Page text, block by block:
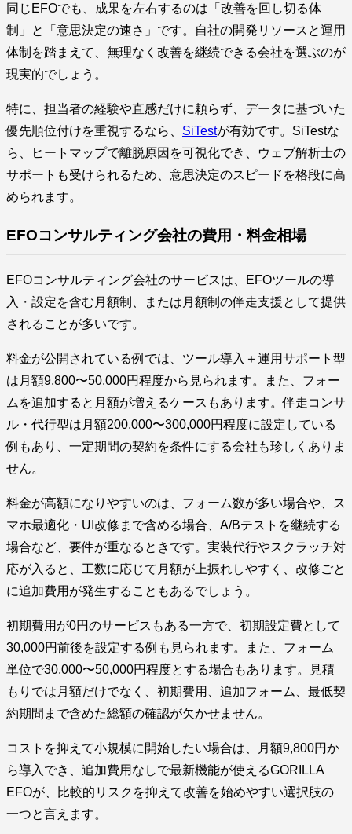
同じEFOでも、成果を左右するのは「改善を回し切る体
制」と「意思決定の速さ」です。自社の開発リソースと運用
体制を踏まえて、無理なく改善を継続できる会社を選ぶのが
現実的でしょう。
特に、担当者の経験や直感だけに頼らず、データに基づいた
優先順位付けを重視するなら、 SiTestが有効です。SiTestな
ら、ヒートマップで離脱原因を可視化でき、ウェブ解析士の
サポートも受けられるため、意思決定のスピードを格段に高
められます。
EFOコンサルティング会社の費用・料金相場
EFOコンサルティング会社のサービスは、EFOツールの導
入・設定を含む月額制、または月額制の伴走支援として提供
されることが多いです。
料金が公開されている例では、ツール導入＋運用サポート型
は月額9,800〜50,000円程度から見られます。また、フォー
ムを追加すると月額が増えるケースもあります。伴走コンサ
ル・代行型は月額200,000〜300,000円程度に設定している
例もあり、一定期間の契約を条件にする会社も珍しくありま
せん。
料金が高額になりやすいのは、フォーム数が多い場合や、ス
マホ最適化・UI改修まで含める場合、A/Bテストを継続する
場合など、要件が重なるときです。実装代行やスクラッチ対
応が入ると、工数に応じて月額が上振れしやすく、改修ごと
に追加費用が発生することもあるでしょう。
初期費用が0円のサービスもある一方で、初期設定費として
30,000円前後を設定する例も見られます。また、フォーム
単位で30,000〜50,000円程度とする場合もあります。見積
もりでは月額だけでなく、初期費用、追加フォーム、最低契
約期間まで含めた総額の確認が欠かせません。
コストを抑えて小規模に開始したい場合は、月額9,800円か
ら導入でき、追加費用なしで最新機能が使えるGORILLA
EFOが、比較的リスクを抑えて改善を始めやすい選択肢の
一つと言えます。